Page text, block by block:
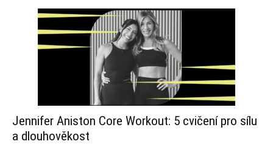
Jennifer Aniston Core Workout: 5 cvičení pro sílu
a dlouhověkost